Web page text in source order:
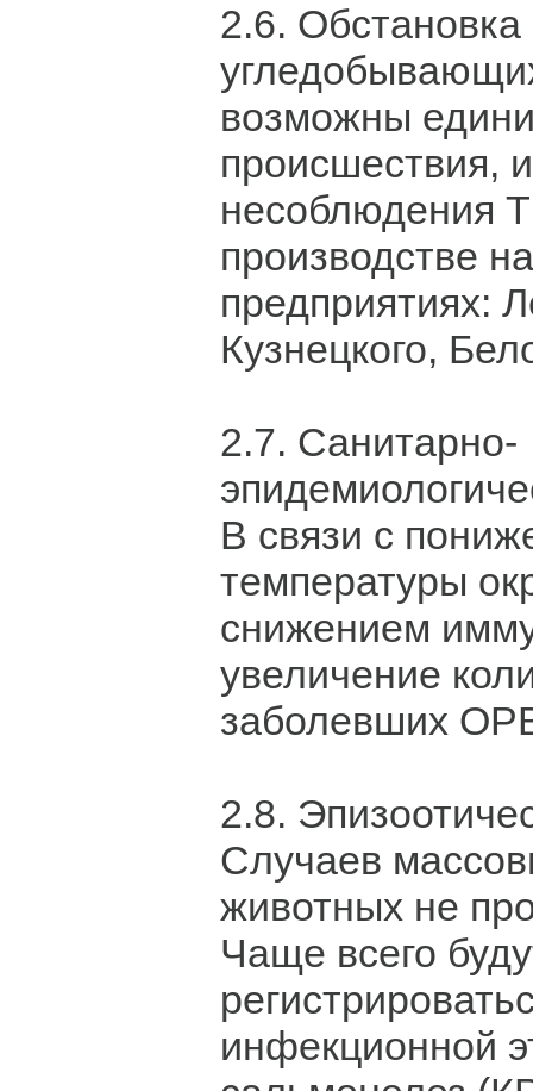
2.6. Обстановка
возможны
происшествия,
несоблюдения
производстве
предприятиях:
Кузнецкого,
2.7. Санитарно-
В связи с
температуры
снижением
увеличение
заболевших
2.8.
Случаев
животных не
Чаще всего
инфекционной